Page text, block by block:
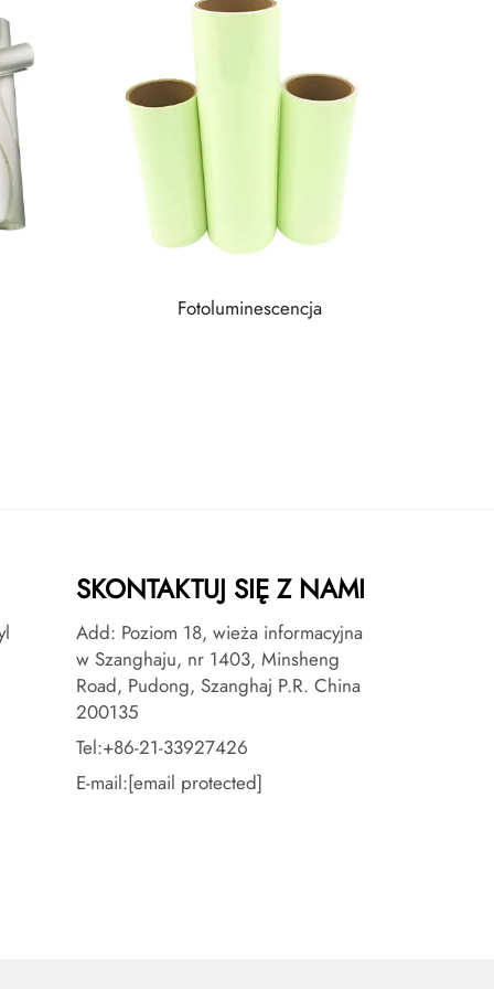
Fotoluminescencja
SKONTAKTUJ SIĘ Z NAMI
Add: Poziom 18, wieża informacyjna
w Szanghaju, nr 1403, Minsheng
Road, Pudong, Szanghaj P.R. China
200135
Tel:+86-21-33927426
E-mail:[email protected]